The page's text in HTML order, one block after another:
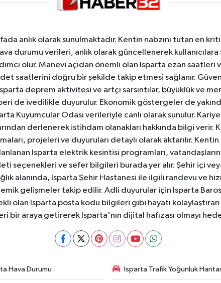
anlık olarak sunulmaktadır. Kentin nabzını tutan en
durumu verileri, anlık olarak güncellenerek
olur. Manevi açıdan önemli olan Isparta ezan
saatlerini doğru bir şekilde takip etmesi sağlanır.
deprem aktivitesi ve artçı sarsıntılar, büyüklük ve
de ivedilikle duyurulur. Ekonomik göstergeler de
Kuyumcular Odası verileriyle canlı olarak sunulur.
derlenerek istihdam olanakları hakkında bilgi verir.
projeleri ve duyuruları detaylı olarak aktarılır.
Isparta elektrik kesintisi programları,
seçenekleri ve sefer bilgileri burada yer alır. Şehir içi
alanında, Isparta Şehir Hastanesi ile ilgili randevu ve
gelişmeler takip edilir. Adli duyurular için Isparta
olan Isparta posta kodu bilgileri gibi hayatı
bir araya getirerek Isparta'nın dijital hafızası olmayı
Hava Durumu Isparta Trafik Yoğunluk